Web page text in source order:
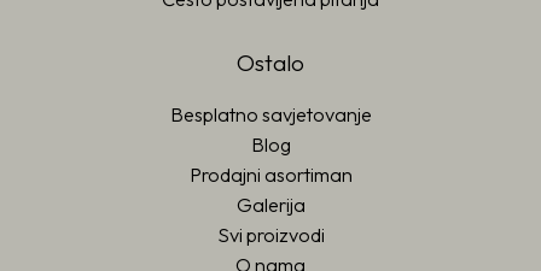
Ostalo
Besplatno savjetovanje
Blog
Prodajni asortiman
Galerija
Svi proizvodi
O nama